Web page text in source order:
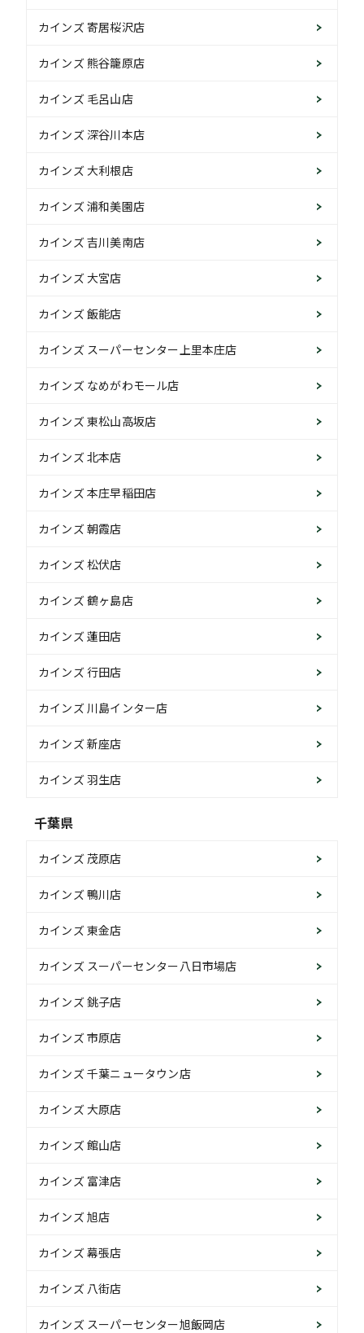
カインズ 寄居桜沢店
カインズ 熊谷籠原店
カインズ 毛呂山店
カインズ 深谷川本店
カインズ 大利根店
カインズ 浦和美園店
カインズ 吉川美南店
カインズ 大宮店
カインズ 飯能店
カインズ スーパーセンター上里本庄店
カインズ なめがわモール店
カインズ 東松山高坂店
カインズ 北本店
カインズ 本庄早稲田店
カインズ 朝霞店
カインズ 松伏店
カインズ 鶴ヶ島店
カインズ 蓮田店
カインズ 行田店
カインズ 川島インター店
カインズ 新座店
カインズ 羽生店
千葉県
カインズ 茂原店
カインズ 鴨川店
カインズ 東金店
カインズ スーパーセンター八日市場店
カインズ 銚子店
カインズ 市原店
カインズ 千葉ニュータウン店
カインズ 大原店
カインズ 館山店
カインズ 富津店
カインズ 旭店
カインズ 幕張店
カインズ 八街店
カインズ スーパーセンター旭飯岡店